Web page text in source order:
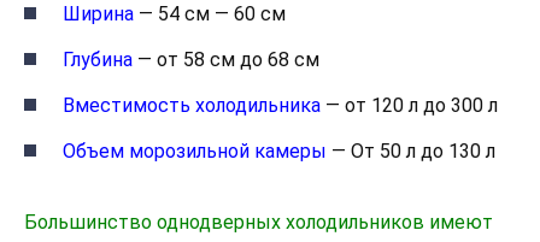
Ширина — 54 см — 60 см
Глубина — от 58 см до 68 см
Вместимость холодильника — от 120 л до 300 л
Объем морозильной камеры — От 50 л до 130 л
Большинство однодверных холодильников имеют